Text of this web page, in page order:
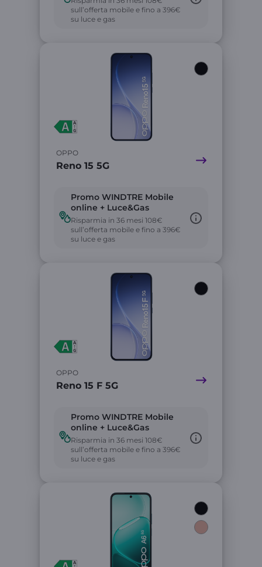
sull’offerta mobile e fino a 396€
su luce e gas
OPPO
Reno 15 5G
Promo WINDTRE Mobile
online + Luce&Gas
Risparmia in 36 mesi 108€
sull’offerta mobile e fino a 396€
su luce e gas
Link
OPPO
Reno 15 F 5G
Promo WINDTRE Mobile
online + Luce&Gas
Risparmia in 36 mesi 108€
sull’offerta mobile e fino a 396€
su luce e gas
Link
Link